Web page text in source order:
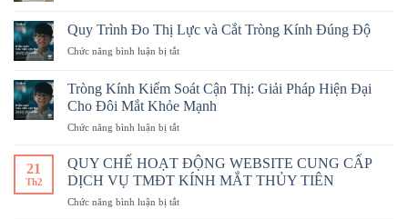
thủ
công
bằng
mài
lắp
bằng
máy
mài
tròng
tự
động
Quy Trình Đo Thị Lực và Cắt Tròng Kính Đúng Độ
Chức năng bình luận bị tắtở
Trình
Đo
Thị
Lực
Cắt
Tròng
Kính
Đúng
Tròng Kính Kiểm Soát Cận Thị: Giải Pháp Hiện Đại
Cho Đôi Mắt Khỏe Mạnh
Chức năng bình luận bị tắtở
Kính
Kiểm
Soát
Cận
21
Th2
QUY CHẾ HOẠT ĐỘNG WEBSITE CUNG CẤP
DỊCH VỤ TMĐT KÍNH MẮT THỦY TIÊN
Chức năng bình luận bị tắtở